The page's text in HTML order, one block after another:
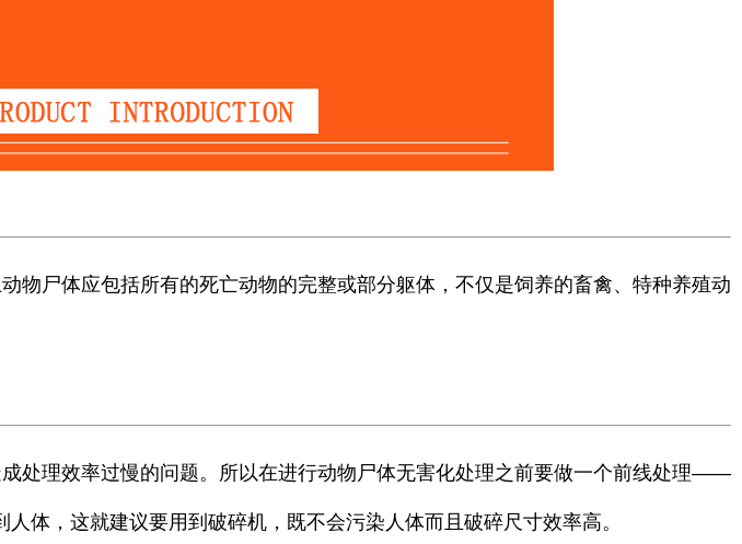
物尸体应包括所有的死亡动物的完整或部分躯体，不仅是饲养的畜禽、特种养殖动
处理效率过慢的问题。所以在进行动物尸体无害化处理之前要做一个前线处理——
体，这就建议要用到破碎机，既不会污染人体而且破碎尺寸效率高。